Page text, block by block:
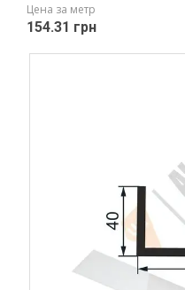
Цена за метр
154.31 грн